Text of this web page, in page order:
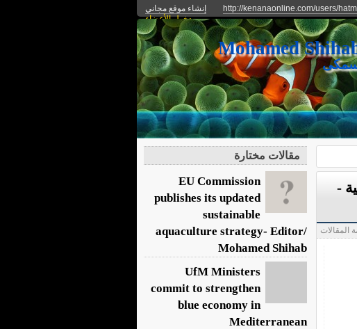
http://kenanaonline.com/users/
إنشاء موقع مجاني
دخول الأعضاء
-
المقالات
مقالات مختارة
EU Commission
publishes its updated
sustainable
aquaculture strategy- Editor/
Mohamed Shihab
UfM Ministers
commit to strengthen
blue economy in
Mediterranean